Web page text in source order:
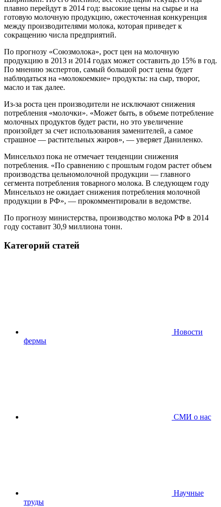
плавно перейдут в 2014 год: высокие цены на сырье и на
готовую молочную продукцию, ожесточенная конкуренция
между производителями молока, которая приведет к
сокращению числа предприятий.
По прогнозу «Союзмолока», рост цен на молочную
продукцию в 2013 и 2014 годах может составить до 15% в год.
По мнению экспертов, самый большой рост цены будет
наблюдаться на «молокоемкие» продукты: на сыр, творог,
масло и так далее.
Из-за роста цен производители не исключают снижения
потребления «молочки». «Может быть, в объеме потребление
молочных продуктов будет расти, но это увеличение
произойдет за счет использования заменителей, а самое
страшное — растительных жиров», — уверяет Даниленко.
Минсельхоз пока не отмечает тенденции снижения
потребления. «По сравнению с прошлым годом растет объем
производства цельномолочной продукции — главного
сегмента потребления товарного молока. В следующем году
Минсельхоз не ожидает снижения потребления молочной
продукции в РФ», — прокомментировали в ведомстве.
По прогнозу министерства, производство молока РФ в 2014
году составит 30,9 миллиона тонн.
Категорий статей
Новости
фермы
СМИ о нас
Научные
труды